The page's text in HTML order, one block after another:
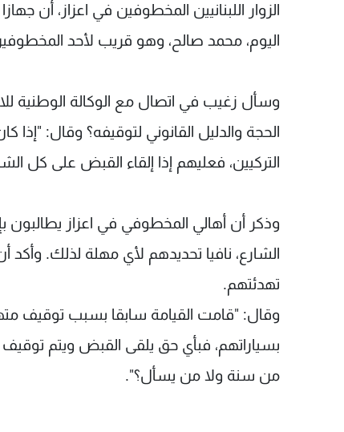
الزوار اللبنانيين المخطوفين في اعزاز، أن
اليوم، محمد صالح، وهو قريب لأحد
وسأل زغيب في اتصال مع الوكالة الوطنية
الحجة والدليل القانوني لتوقيفه؟ وقال:
التركيين، فعليهم إذا إلقاء القبض على كل
وذكر أن أهالي المخطوفي في اعزاز يطالبون
الشارع، نافيا تحديدهم لأي مهلة لذلك.
تهدئتهم.
وقال: "قامت القيامة سابقا بسبب توقيف
بسياراتهم، فبأي حق يلقى القبض ويتم
من سنة ولا من يسأل؟".